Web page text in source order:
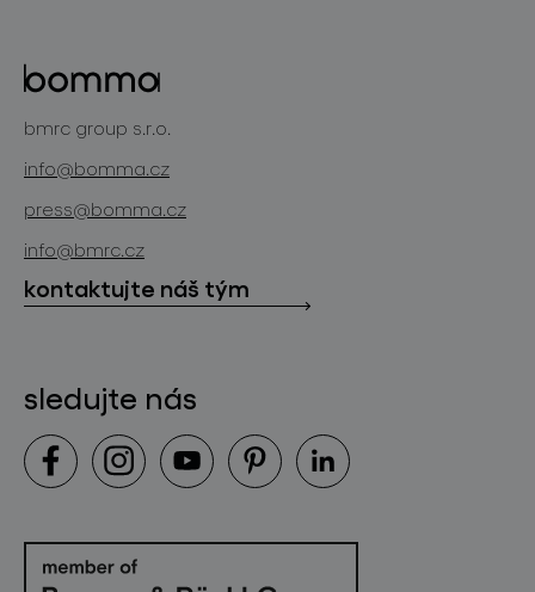
bomma cullet
zakázková sklářská výroba
projekty
bmrc group s.r.o.
info@bomma.cz
press@bomma.cz
info@bmrc.cz
kontaktujte náš tým
sledujte nás